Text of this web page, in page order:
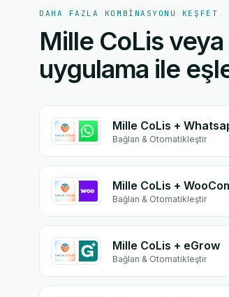
DAHA FAZLA KOMBINASYONU KEŞFET
Mille CoLis veya
uygulama ile
Mille CoLis +
Bağlan & Otomatikleştir
Mille CoLis +
Bağlan & Otomatikleştir
Mille CoLis + eGrow
Bağlan & Otomatikleştir